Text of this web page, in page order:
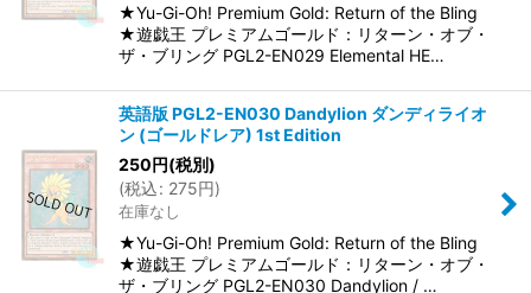
★Yu-Gi-Oh! Premium Gold: Return of the Bling
★遊戯王 プレミアムゴールド：リターン・オブ・
ザ・ブリング PGL2-EN029 Elemental HE…
英語版 PGL2-EN030 Dandylion ダンディライオ
ン (ゴールドレア) 1st Edition
250円(税別)
(税込: 275円)
在庫なし
★Yu-Gi-Oh! Premium Gold: Return of the Bling
★遊戯王 プレミアムゴールド：リターン・オブ・
ザ・ブリング PGL2-EN030 Dandylion / …